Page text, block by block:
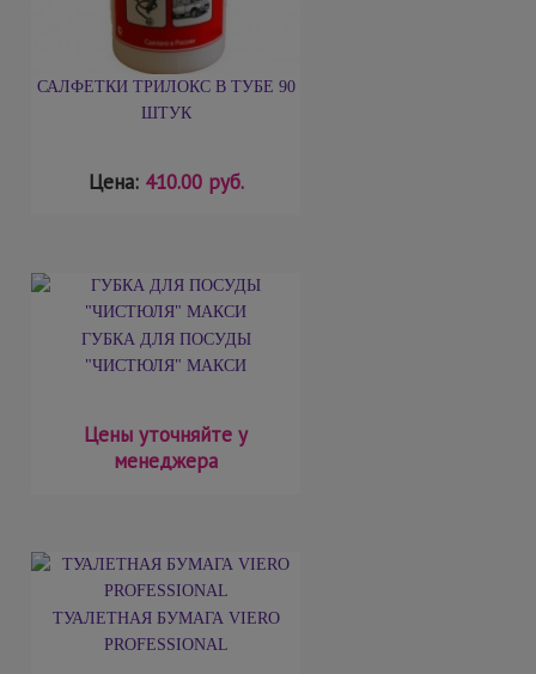
САЛФЕТКИ ТРИЛОКС В ТУБЕ 90
ШТУК
Цена: 410.00 руб.
ГУБКА ДЛЯ ПОСУДЫ
"ЧИСТЮЛЯ" МАКСИ
Цены уточняйте у
менеджера
ТУАЛЕТНАЯ БУМАГА VIERO
PROFESSIONAL